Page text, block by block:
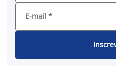
E-mail *